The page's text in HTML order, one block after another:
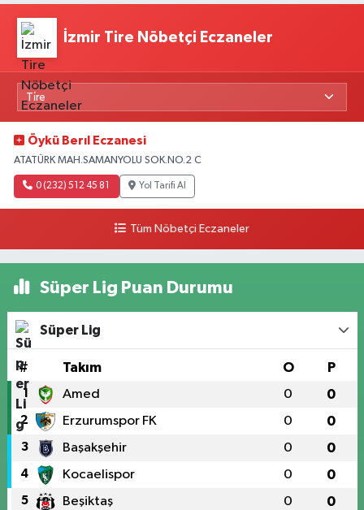
İzmir Tire Nöbetçi Eczaneler
Öykü Berıl Eczanesi
ATATÜRK MAH.SAMANYOLU SOK.NO.2 C
0 (232) 512 45 81 Yol Tarifi Al
Tüm Nöbetçi Eczaneler
Süper Lig Puan Durumu
Süper Lig
# Takım O P
1 Amed 0 0
2 Erzurumspor FK 0 0
3 Başakşehir 0 0
4 Kocaelispor 0 0
5 Beşiktaş 0 0